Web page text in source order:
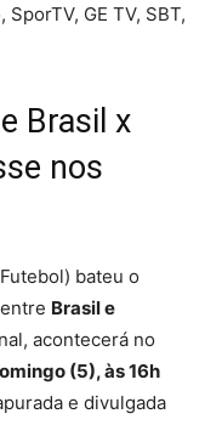
SporTV, GE TV, SBT,
Brasil x
nos
bateu o
Brasil e
acontecerá no
(5), às 16h
e divulgada